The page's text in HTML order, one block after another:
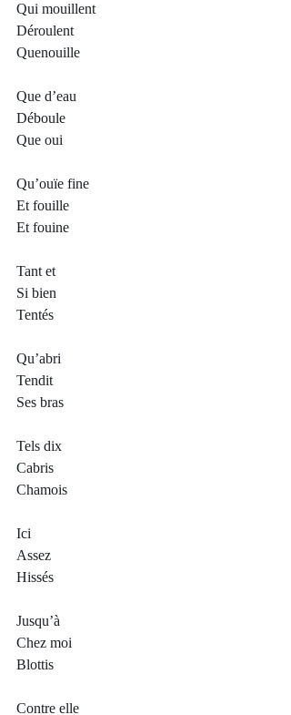
Qui mouillent
Déroulent
Quenouille
Que d’eau
Déboule
Que oui
Qu’ouïe fine
Et fouille
Et fouine
Tant et
Si bien
Tentés
Qu’abri
Tendit
Ses bras
Tels dix
Cabris
Chamois
Ici
Assez
Hissés
Jusqu’à
Chez moi
Blottis
Contre elle